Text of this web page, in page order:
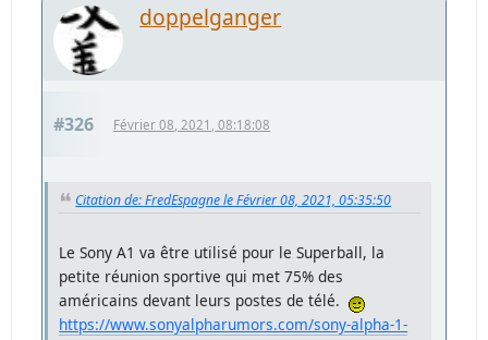
doppelganger
#326 Février 08, 2021, 08:18:08
Citation de: FredEspagne le Février 08, 2021, 05:35:50
Le Sony A1 va être utilisé pour le Superball, la
petite réunion sportive qui met 75% des
américains devant leurs postes de télé.
https://www.sonyalpharumors.com/sony-alpha-1-